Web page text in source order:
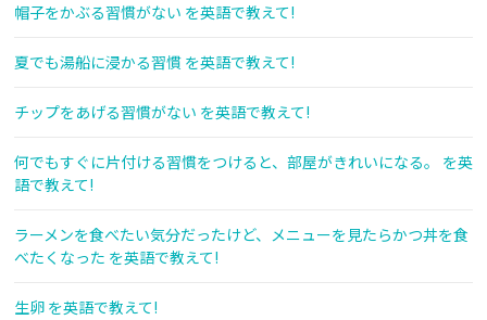
帽子をかぶる習慣がない を英語で教えて!
夏でも湯船に浸かる習慣 を英語で教えて!
チップをあげる習慣がない を英語で教えて!
何でもすぐに片付ける習慣をつけると、部屋がきれいになる。 を英
語で教えて!
ラーメンを食べたい気分だったけど、メニューを見たらかつ丼を食
べたくなった を英語で教えて!
生卵 を英語で教えて!